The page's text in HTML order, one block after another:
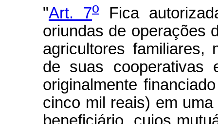
"Art. 7o
Fica
oriundas de operações
agricultores familiares,
de suas cooperativas
originalmente
cinco mil reais) em